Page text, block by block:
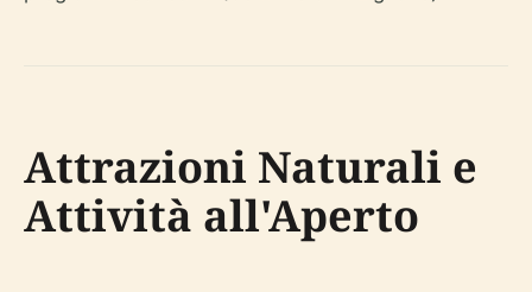
Attrazioni Naturali e
Attività all'Aperto